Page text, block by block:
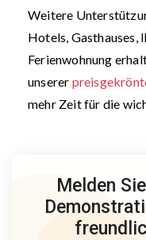
Weitere
Hotels, Gasthauses,
Ferienwohnung
unserer
mehr Zeit für die
Melden